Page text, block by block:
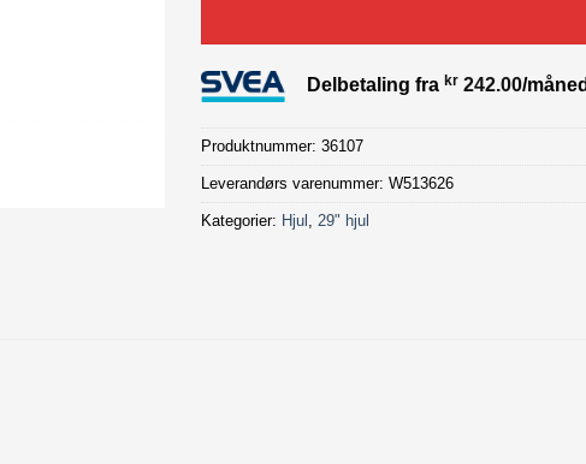
Delbetaling frakr 242.00/
Produktnummer:36107
Leverandørs varenummer: W513626
Kategorier: Hjul 29" hjul